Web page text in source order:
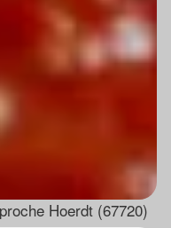
Hoerdt (67720)